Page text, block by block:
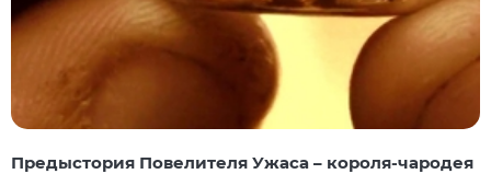
Предыстория Повелителя Ужаса – короля-чародея